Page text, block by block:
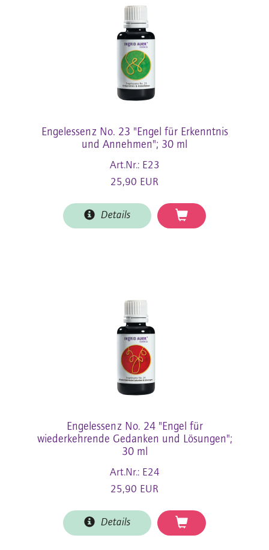
Engelessenz No. 23 "Engel für Erkenntnis
und Annehmen"; 30 ml
Art.Nr.: E23
25,90 EUR
Details
Engelessenz No. 24 "Engel für
wiederkehrende Gedanken und Lösungen";
30 ml
Art.Nr.: E24
25,90 EUR
Details